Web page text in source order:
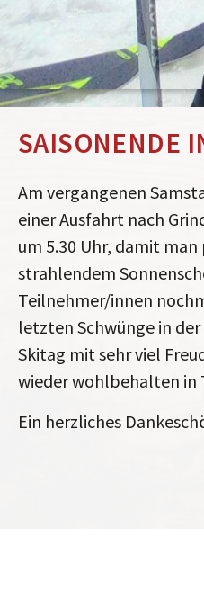
SAISONENDE
Am vergangenen
einer Ausfahrt nach
um 5.30 Uhr, damit
strahlendem
Teilnehmer/innen
letzten Schwünge in
Skitag mit sehr viel
wieder wohlbehalten in
Ein herzliches